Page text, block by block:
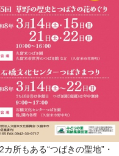
所もある“つばきの聖地”・